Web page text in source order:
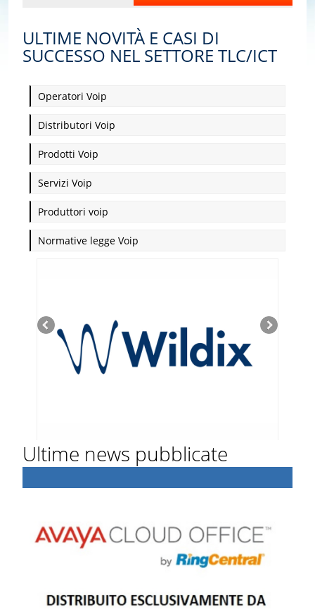
ULTIME NOVITÀ E CASI DI
SUCCESSO NEL SETTORE TLC/ICT
Operatori Voip
Distributori Voip
Prodotti Voip
Servizi Voip
Produttori voip
Normative legge Voip
Ultime news pubblicate